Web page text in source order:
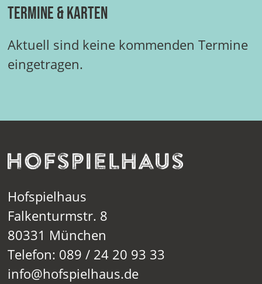
Termine & Karten
Aktuell sind keine kommenden Termine
eingetragen.
Hofspielhaus
Falkenturmstr. 8
80331 München
Telefon: 089 / 24 20 93 33
info@hofspielhaus.de